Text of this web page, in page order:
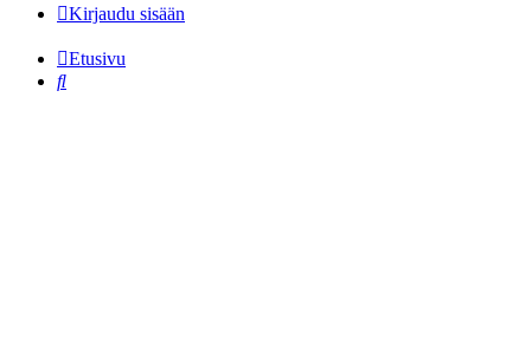
Kirjaudu sisään
Etusivu
Etsi